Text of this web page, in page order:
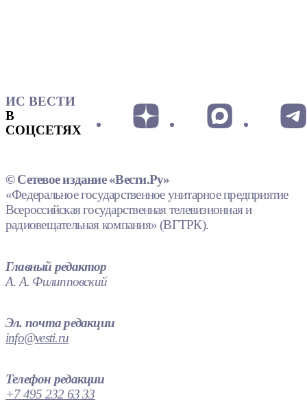
ИС ВЕСТИ
В
СОЦСЕТЯХ
© Сетевое издание «Вести.Ру»
«Федеральное государственное унитарное предприятие
Всероссийская государственная телевизионная и
радиовещательная компания» (ВГТРК).
Главный редактор
А. А. Филипповский
Эл. почта редакции
info@vesti.ru
Телефон редакции
+7 495 232 63 33